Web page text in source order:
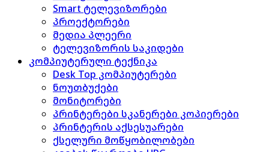
Smart ტელევიზორები
პროექტორები
მედია პლეერი
ტელევიზორის საკიდები
კომპიუტერული ტექნიკა
Desk Top კომპიუტერები
ნოუთბუქები
მონიტორები
პრინტერები სკანერები კოპიერები
პრინტერის აქსესუარები
ქსელური მოწყობილობები